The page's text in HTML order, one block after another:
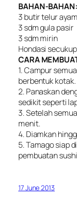
BAHAN-BAHAN:
3 butir telur ayam
3 sdm gula pasir
3 sdm mirin
Hondasi
CARA
1. Campur
berbentuk kotak.
2. Panaskan
sedikit seperti
3. Setelah
menit.
4. Diamkan
5. Tamago siap
pembuatan
17 June 2013